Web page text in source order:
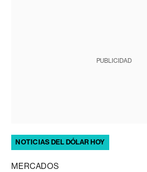
PUBLICIDAD
NOTICIAS DEL DÓLAR HOY
MERCADOS